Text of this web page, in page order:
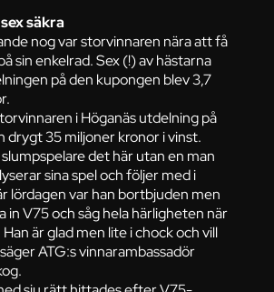
säkra
nog var storvinnaren nära att få
sin enkelrad. Sex (!) av hästarna
på den kupongen blev 3,7
i Höganäs utdelning på
drygt 35 miljoner kronor i vinst.
det här utan en man
sina spel och följer med i
lördagen var han bortbjuden men
in V75 och såg hela härligheten när
är glad men lite i chock och vill
ATG:s vinnarambassadör